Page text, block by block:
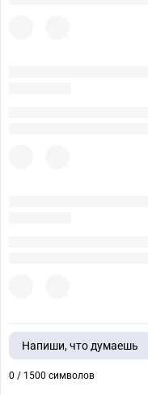
Напиши, что думаешь
0 / 1500 символов